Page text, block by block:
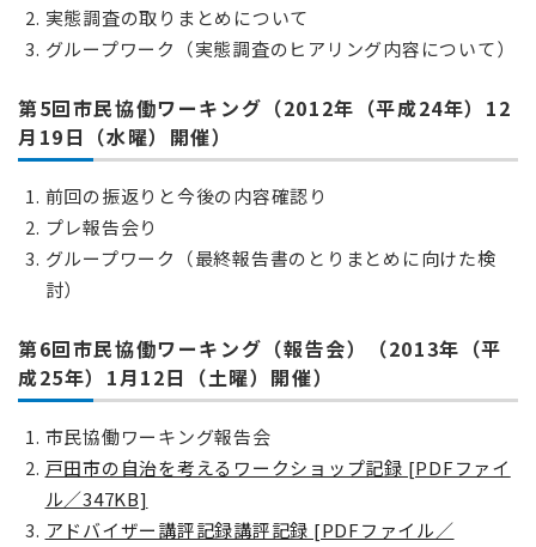
実態調査の取りまとめについて
グループワーク（実態調査のヒアリング内容について）
第5回市民協働ワーキング（2012年（平成24年）12
月19日（水曜）開催）
前回の振返りと今後の内容確認り
プレ報告会り
グループワーク（最終報告書のとりまとめに向けた検
討）
第6回市民協働ワーキング（報告会）（2013年（平
成25年）1月12日（土曜）開催）
市民協働ワーキング報告会
戸田市の自治を考えるワークショップ記録 [PDFファイ
ル／347KB]
アドバイザー講評記録講評記録 [PDFファイル／